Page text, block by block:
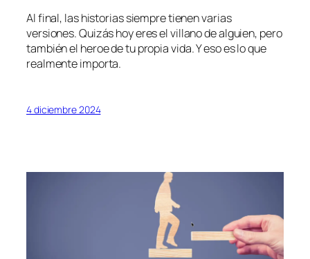
Al final, las historias siempre tienen varias
versiones. Quizás hoy eres el villano de alguien, pero
también el heroe de tu propia vida. Y eso es lo que
realmente importa.
4 diciembre 2024